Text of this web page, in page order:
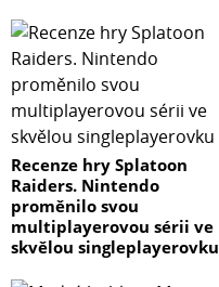
Recenze hry Splatoon
Raiders. Nintendo
proměnilo svou
multiplayerovou sérii ve
skvělou singleplayerovku